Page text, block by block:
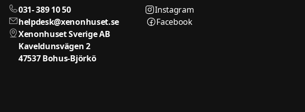
031- 389 10 50
helpdesk@xenonhuset.se
Xenonhuset Sverige AB
Kaveldunsvägen 2
47537 Bohus-Björkö
Instagram
Facebook